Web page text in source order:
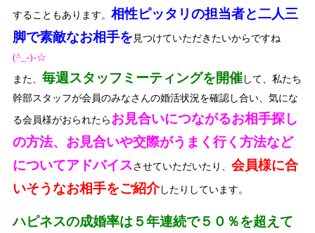
することもあります。 相性ピッタリの担当者と二人三
脚で素敵なお相手を 見つけていただきたいからですね
(^_-)-☆
また、 毎週スタッフミーティングを開催 して、私たち
幹部スタッフが会員のみなさんの婚活状況を確認し合い、気にな
る会員様がおられたら お見合いにつながるお相手探し
の方法、お見合いや交際がうまく行く方法など
についてアドバイスさせていただいたり、 会員様に合
いそうなお相手をご紹介したりしています。
ハピネスの成婚率は５年連続で５０％を超えて